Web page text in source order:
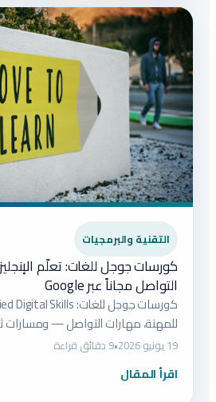
التقنية والبرمجيات
كورسات جوجل للغات: تعلّم
التواصل مجاناً عبر Google
للمهنة، مهارات التواصل — ومسارات
19 يونيو 2026 •9 دقائق قراءة
اقرأ المقال